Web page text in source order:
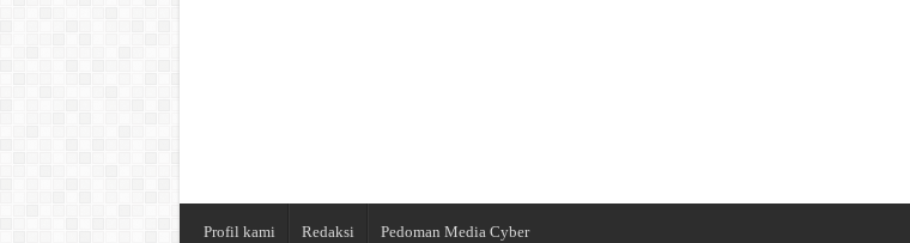
Profil kami Redaksi Pedoman Media Cyber